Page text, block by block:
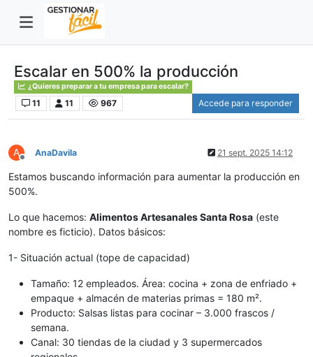
Escalar en 500% la producción
¿Quieres preparar a tu empresa para escalar?
11 11 967 Accede para responder
A
Desconectado
AnaDavila 21 sept. 2025 14:12
Estamos buscando información para aumentar la producción en
500%.
Lo que hacemos: Alimentos Artesanales Santa Rosa (este
nombre es ficticio). Datos básicos:
1- Situación actual (tope de capacidad)
Tamaño: 12 empleados. Área: cocina + zona de enfriado +
empaque + almacén de materias primas = 180 m².
Producto: Salsas listas para cocinar – 3.000 frascos /
semana.
Canal: 30 tiendas de la ciudad y 3 supermercados